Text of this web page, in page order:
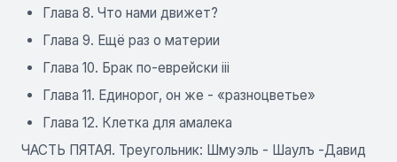
Глава 8. Что нами движет?
Глава 9. Ещё раз о материи
Глава 10. Брак по-еврейски iii
Глава 11. Единорог, он же - «разноцветье»
Глава 12. Клетка для амалека
ЧАСТЬ ПЯТАЯ. Треугольник: Шмуэль - Шаулъ -Давид